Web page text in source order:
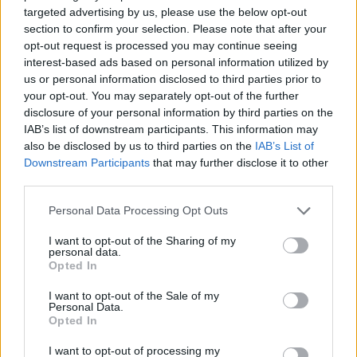
targeted advertising by us, please use the below opt-out
section to confirm your selection. Please note that after your
opt-out request is processed you may continue seeing
interest-based ads based on personal information utilized by
us or personal information disclosed to third parties prior to
your opt-out. You may separately opt-out of the further
disclosure of your personal information by third parties on the
IAB’s list of downstream participants. This information may
also be disclosed by us to third parties on the IAB’s List of
Downstream Participants that may further disclose it to other
Personal Data Processing Opt Outs
I want to opt-out of the Sharing of my
personal data.
Opted In
I want to opt-out of the Sale of my
Personal Data.
Opted In
I want to opt-out of processing my
δεύτερο.
Ο ένοχος βρίσκεται στην ίδια την καπιταλιστική
ανάπτυξη και στην πολιτική που εφαρμόζουν
διαχρονικά όλες οι κυβερνήσεις, με την ευλογία
και τις κατευθύνσεις της ΕΕ.
Ένοχη είναι η πολιτική όλων των κυβερνήσεων ΝΔ,
ΠΑΣΟΚ, του "όλου" ΣΥΡΙΖΑ του Τσίπρα και όσων
άλλων προθύμων συνέτρεξαν στο αντιλαϊκό έργο,
εμπορεύματα στον βωμό της ανταγωνιστικότητας
της ελληνικής οικονομίας, για να εξυπηρετηθούν
τα κέρδη των λίγων.
Κυβέρνηση για:
φοιτητικές εστίες αμέσως μετά τη δημοσίευση των